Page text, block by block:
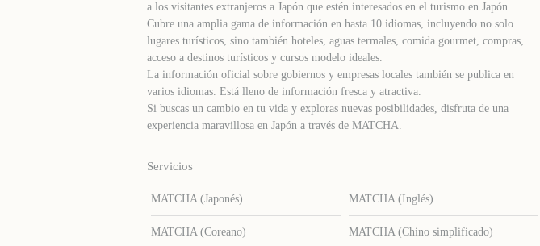
a los visitantes extranjeros a Japón que estén interesados ​​en el turismo en Japón.
Cubre una amplia gama de información en hasta 10 idiomas, incluyendo no solo
lugares turísticos, sino también hoteles, aguas termales, comida gourmet, compras,
acceso a destinos turísticos y cursos modelo ideales.
La información oficial sobre gobiernos y empresas locales también se publica en
varios idiomas. Está lleno de información fresca y atractiva.
Si buscas un cambio en tu vida y exploras nuevas posibilidades, disfruta de una
experiencia maravillosa en Japón a través de MATCHA.
Servicios
MATCHA (Japonés) MATCHA (Inglés)
MATCHA (Coreano) MATCHA (Chino simplificado)